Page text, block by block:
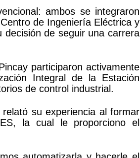
ambos se integraron
de Ingeniería Eléctrica y
de seguir una carrera
participaron activamente
Integral de la Estación
de control industrial.
su experiencia al formar
la cual le proporciono el